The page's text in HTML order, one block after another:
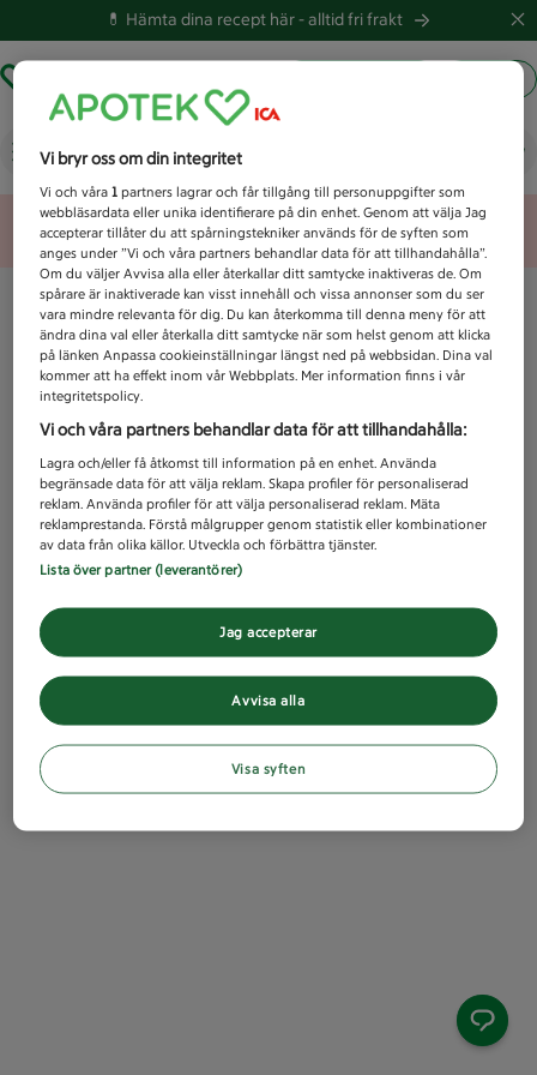
💊 Hämta dina recept här -alltid fri frakt
Vad letar du efter idag?
Unknown error
Vi bryr oss om din integritet
Vi och våra1 partners lagrar och får tillgång till personuppgifter som
webbläsardata eller unika identifierare på din enhet. Genom att välja Jag
accepterar tillåter du att spårningstekniker används för de syften som
anges under ”Vi och våra partners behandlar data för att tillhandahålla”.
Om du väljer Avvisa alla eller återkallar ditt samtycke inaktiveras de. Om
spårare är inaktiverade kan visst innehåll och vissa annonser som du ser
vara mindre relevanta för dig. Du kan återkomma till denna meny för att
ändra dina val eller återkalla ditt samtycke när som helst genom att klicka
på länken Anpassa cookieinställningar längst ned på webbsidan. Dina val
kommer att ha effekt inom vår Webbplats. Mer information finns i vår
integritetspolicy.
Vi och våra partners behandlar data för att tillhandahålla:
Lagra och/eller få åtkomst till information på en enhet. Använda
begränsade data för att välja reklam. Skapa profiler för personaliserad
reklam. Använda profiler för att välja personaliserad reklam. Mäta
reklamprestanda. Förstå målgrupper genom statistik eller kombinationer
av data från olika källor. Utveckla och förbättra tjänster.
Lista över partner (leverantörer)
Avvisa alla
Jag accepterar
Visa syften